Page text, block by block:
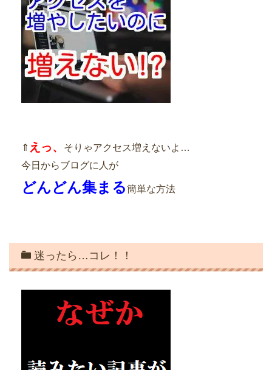
⇑ えっ、
そりゃアクセス増えないよ…
今日からブログに人が
どんどん集まる簡単な方法
迷ったら…コレ！！